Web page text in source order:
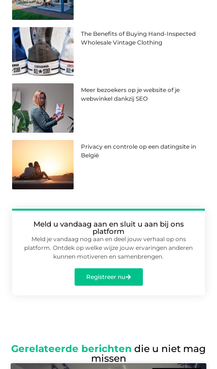
The Benefits of Buying Hand-Inspected
Wholesale Vintage Clothing
Meer bezoekers op je website of je
webwinkel dankzij SEO
Privacy en controle op een datingsite in
België
Meld u vandaag aan en sluit u aan bij ons
platform
Meld je vandaag nog aan en deel jouw verhaal op ons
platform. Ontdek op welke wijze jouw ervaringen anderen
kunnen motiveren en samenbrengen.
Registreer nu
Gerelateerde berichten die u niet mag
missen